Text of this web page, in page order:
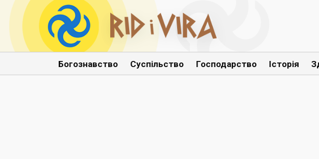
Богознавство Суспільство Господарство Історія